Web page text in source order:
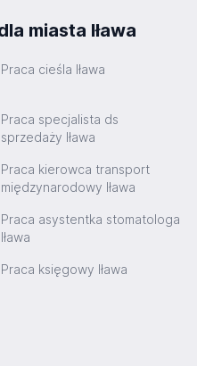
miasta Iława
Praca cieśla Iława
Praca specjalista ds
sprzedaży Iława
Praca kierowca transport
międzynarodowy Iława
Praca asystentka stomatologa
Iława
Praca księgowy Iława